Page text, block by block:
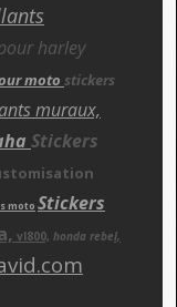
harley
moto stickers
muraux,
Stickers
moto Stickers
vl800, honda rebel,